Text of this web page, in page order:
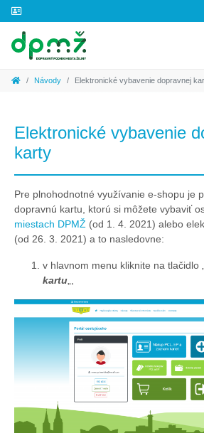
Preskočiť na obsah
Návody Elektronické vybavenie dopravnej
Elektronické vybavenie
karty
Pre plnohodnotné využívanie e-shopu je
dopravnú kartu, ktorú si môžete vybaviť
miestach DPMŽ (od 1. 4. 2021) alebo
(od 26. 3. 2021) a to nasledovne:
v hlavnom menu kliknite na tlačidlo „
kartu